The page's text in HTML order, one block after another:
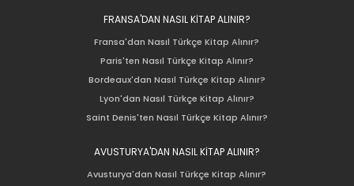
FRANSA'DAN NASIL KİTAP ALINIR?
Fransa'dan Nasıl Türkçe Kitap Alınır?
Paris'ten Nasıl Türkçe Kitap Alınır?
Bordeaux'dan Nasıl Türkçe Kitap Alınır?
Lyon'dan Nasıl Türkçe Kitap Alınır?
Saint Denis'ten Nasıl Türkçe Kitap Alınır?
AVUSTURYA'DAN NASIL KİTAP ALINIR?
Avusturya'dan Nasıl Türkçe Kitap Alınır?